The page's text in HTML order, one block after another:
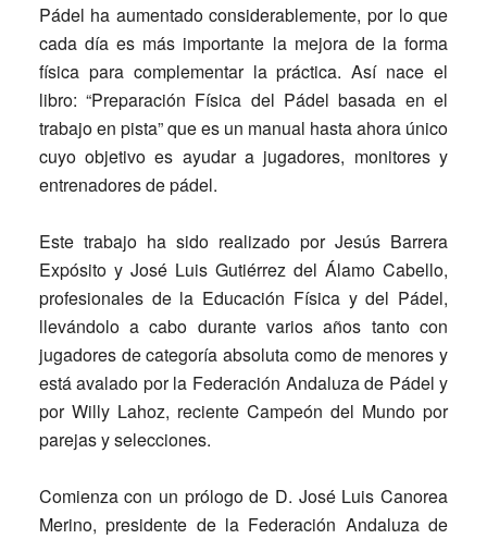
Pádel ha aumentado considerablemente, por lo que
cada día es más importante la mejora de la forma
física para complementar la práctica. Así nace el
libro: “Preparación Física del Pádel basada en el
trabajo en pista” que es un manual hasta ahora único
cuyo objetivo es ayudar a jugadores, monitores y
entrenadores de pádel.
Este trabajo ha sido realizado por Jesús Barrera
Expósito y José Luis Gutiérrez del Álamo Cabello,
profesionales de la Educación Física y del Pádel,
llevándolo a cabo durante varios años tanto con
jugadores de categoría absoluta como de menores y
está avalado por la Federación Andaluza de Pádel y
por Willy Lahoz, reciente Campeón del Mundo por
parejas y selecciones.
Comienza con un prólogo de D. José Luis Canorea
Merino, presidente de la Federación Andaluza de